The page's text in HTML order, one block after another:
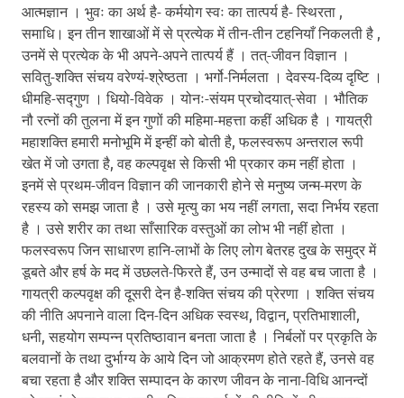
आत्मज्ञान । भुवः का अर्थ है- कर्मयोग स्वः का तात्पर्य है- स्थिरता ,
समाधि। इन तीन शाखाओं में से प्रत्येक में तीन-तीन टहनियाँ निकलती है ,
उनमें से प्रत्येक के भी अपने-अपने तात्पर्य हैं । तत्-जीवन विज्ञान ।
सवितु-शक्ति संचय वरेण्यं-श्रेष्ठता । भर्गो-निर्मलता । देवस्य-दिव्य दृष्टि ।
धीमहि-सद्गुण । धियो-विवेक । योनः-संयम प्रचोदयात्-सेवा । भौतिक
नौ रत्नों की तुलना में इन गुणों की महिमा-महत्ता कहीं अधिक है । गायत्री
महाशक्ति हमारी मनोभूमि में इन्हीं को बोती है, फलस्वरूप अन्तराल रूपी
खेत में जो उगता है, वह कल्पवृक्ष से किसी भी प्रकार कम नहीं होता ।
इनमें से प्रथम-जीवन विज्ञान की जानकारी होने से मनुष्य जन्म-मरण के
रहस्य को समझ जाता है । उसे मृत्यु का भय नहीं लगता, सदा निर्भय रहता
है । उसे शरीर का तथा साँसारिक वस्तुओं का लोभ भी नहीं होता ।
फलस्वरूप जिन साधारण हानि-लाभों के लिए लोग बेतरह दुख के समुद्र में
डूबते और हर्ष के मद में उछलते-फिरते हैं, उन उन्मादों से वह बच जाता है ।
गायत्री कल्पवृक्ष की दूसरी देन है-शक्ति संचय की प्रेरणा । शक्ति संचय
की नीति अपनाने वाला दिन-दिन अधिक स्वस्थ, विद्वान, प्रतिभाशाली,
धनी, सहयोग सम्पन्न प्रतिष्ठावान बनता जाता है । निर्बलों पर प्रकृति के
बलवानों के तथा दुर्भाग्य के आये दिन जो आक्रमण होते रहते हैं, उनसे वह
बचा रहता है और शक्ति सम्पादन के कारण जीवन के नाना-विधि आनन्दों